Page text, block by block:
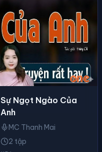
Sự Ngọt Ngào Của
Anh
MC Thanh Mai
2 tập